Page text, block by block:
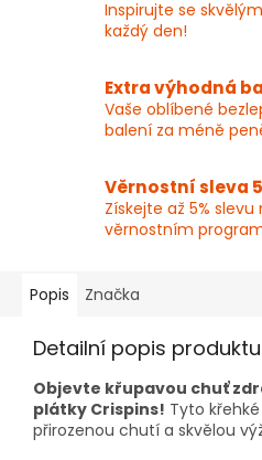
Inspirujte se
každý den!
Extra výhodná
Vaše oblíbené
balení za méně
Věrnostní sleva
Získejte až 5%
věrnostním
Popis Značka
Detailní popis produktu
Objevte křupavou chuť
plátky Crispins! Tyto
přirozenou chutí a skvělou